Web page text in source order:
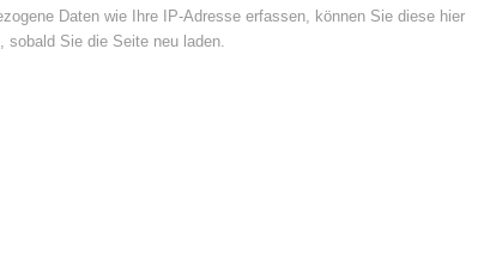
Daten wie Ihre IP-Adresse erfassen, können Sie diese hier
Sie die Seite neu laden.